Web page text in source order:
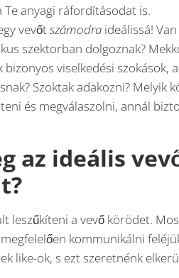
anyagi ráfordításodat is.
vevőtszámodra ideálissá!
szektorban dolgoznak?
bizonyos viselkedési
Szoktak adakozni? Melyik
és megválaszolni, annál
az ideális
leszűkíteni a vevő körödet.
kommunikálni
like-ok, s ezt szeretnénk